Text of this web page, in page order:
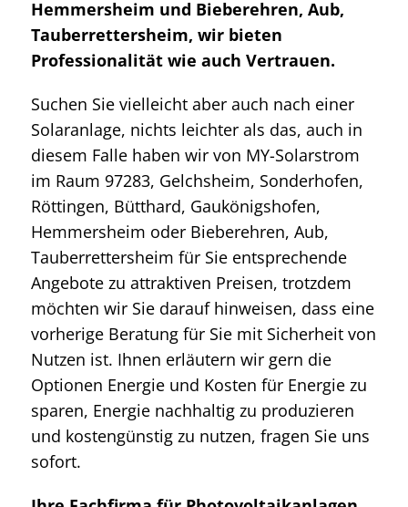
Hemmersheim und Bieberehren, Aub,
Tauberrettersheim, wir bieten
Professionalität wie auch Vertrauen.
Suchen Sie vielleicht aber auch nach einer
Solaranlage, nichts leichter als das, auch in
diesem Falle haben wir von MY-Solarstrom
im Raum 97283, Gelchsheim, Sonderhofen,
Röttingen, Bütthard, Gaukönigshofen,
Hemmersheim oder Bieberehren, Aub,
Tauberrettersheim für Sie entsprechende
Angebote zu attraktiven Preisen, trotzdem
möchten wir Sie darauf hinweisen, dass eine
vorherige Beratung für Sie mit Sicherheit von
Nutzen ist. Ihnen erläutern wir gern die
Optionen Energie und Kosten für Energie zu
sparen, Energie nachhaltig zu produzieren
und kostengünstig zu nutzen, fragen Sie uns
sofort.